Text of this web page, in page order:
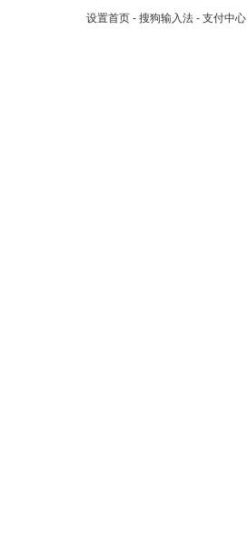
设置首页 - 搜狗输入法 - 支付中心